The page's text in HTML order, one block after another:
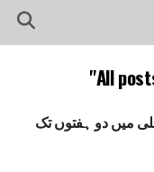
All
میں دو ہفتوں تک